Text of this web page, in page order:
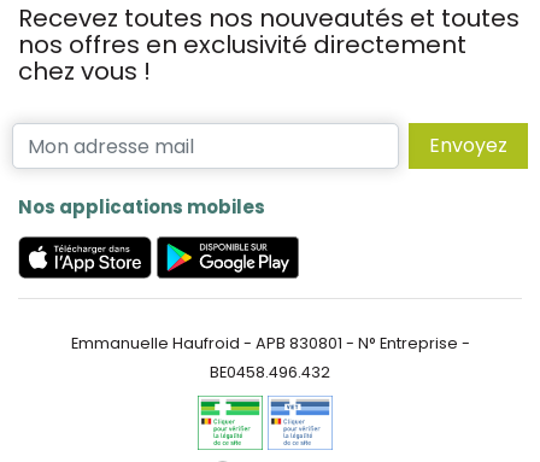
Recevez toutes nos nouveautés et toutes
nos offres en exclusivité directement
chez vous !
Envoyez
Nos applications mobiles
Emmanuelle Haufroid - APB 830801 - N° Entreprise -
BE0458.496.432